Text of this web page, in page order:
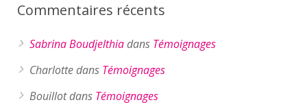
Commentaires récents
Sabrina Boudjelthiadans Témoignages
Charlottedans Témoignages
Bouillotdans Témoignages